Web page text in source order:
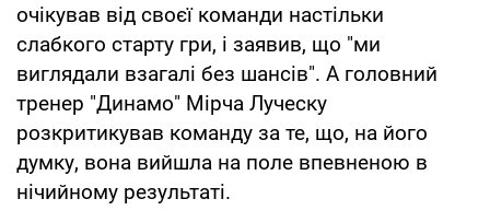
очікував від своєї команди настільки
слабкого старту гри, і заявив, що "ми
виглядали взагалі без шансів". А головний
тренер "Динамо" Мірча Луческу
розкритикував команду за те, що, на його
думку, вона вийшла на поле впевненою в
нічийному результаті.